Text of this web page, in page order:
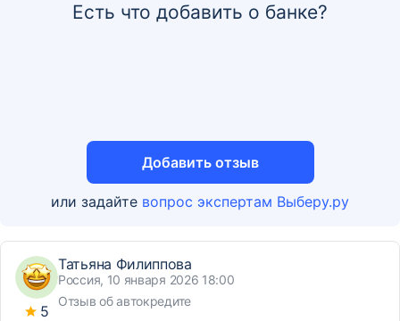
Есть что добавить о банке?
Добавить отзыв
или задайте вопрос экспертам Выберу.ру
5
Татьяна Филиппова
Россия, 10 января 2026 18:00
Отзыв об автокредите